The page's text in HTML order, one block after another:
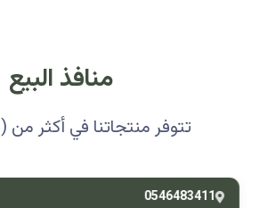
منافذ البيع
تتوفر منتجاتنا في أكثر من (16) مدينه
0546483411